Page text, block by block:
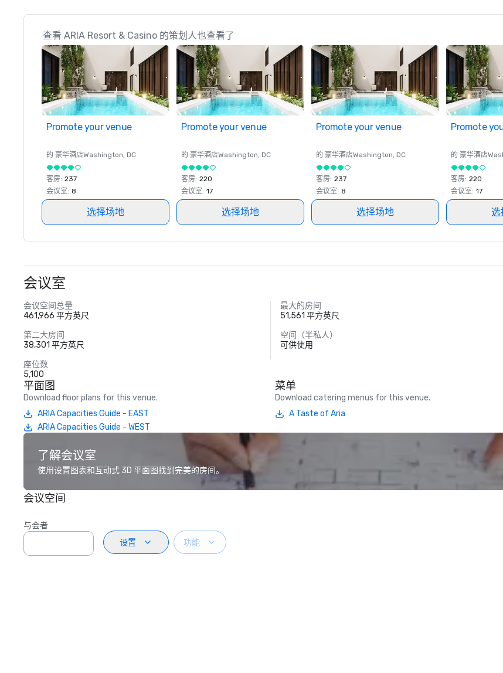
查看 ARIA Resort & Casino 的策划人也查看了
Promote your venue
的 豪华酒店Washington, DC
客房: 237
会议室: 8
选择场地
Promote your venue
的 豪华酒店Washington, DC
客房: 220
会议室: 17
选择场地
Promote your venue
的 豪华酒店Washington, DC
客房: 237
会议室: 8
选择场地
Promote
的 豪华酒店
客房: 220
会议室: 17
选
会议室
会议空间总量
461,966 平方英尺
最大的房间
51,561 平方英尺
第二大房间
38,301 平方英尺
空间（半私人）
可供使用
座位数
5,100
平面图
Download floor plans for this venue.
ARIA Capacities Guide - EAST
ARIA Capacities Guide - WEST
菜单
Download catering menus for this venue.
A Taste of Aria
了解会议室
使用设置图表和互动式 3D 平面图找到完美的房间。
会议空间
与会者
设置
功能